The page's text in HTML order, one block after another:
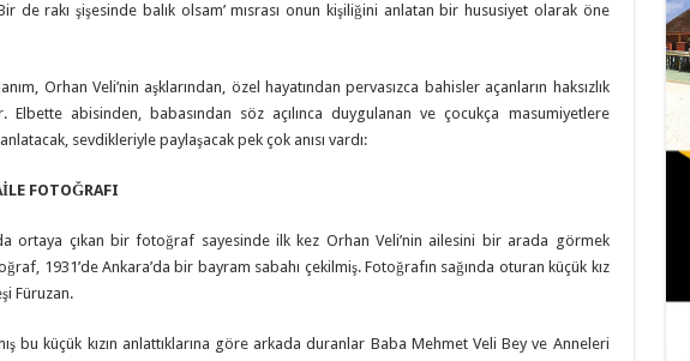
de rakı şişesinde balık olsam’ mısrası onun kişiliğini anlatan bir hususiyet olarak öne
Orhan Veli’nin aşklarından, özel hayatından pervasızca bahisler açanların haksızlık
Elbette abisinden, babasından söz açılınca duygulanan ve çocukça masumiyetlere
sevdikleriyle paylaşacak pek çok anısı vardı:
FOTOĞRAFI
ortaya çıkan bir fotoğraf sayesinde ilk kez Orhan Veli’nin ailesini bir arada görmek
1931’de Ankara’da bir bayram sabahı çekilmiş. Fotoğrafın sağında oturan küçük kız
Füruzan.
bu küçük kızın anlattıklarına göre arkada duranlar Baba Mehmet Veli Bey ve Anneleri